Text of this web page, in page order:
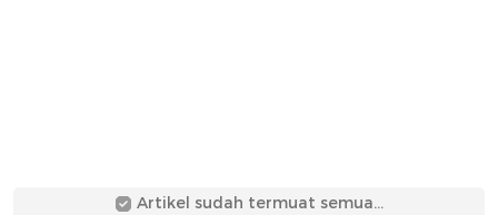
Artikel sudah termuat semua...